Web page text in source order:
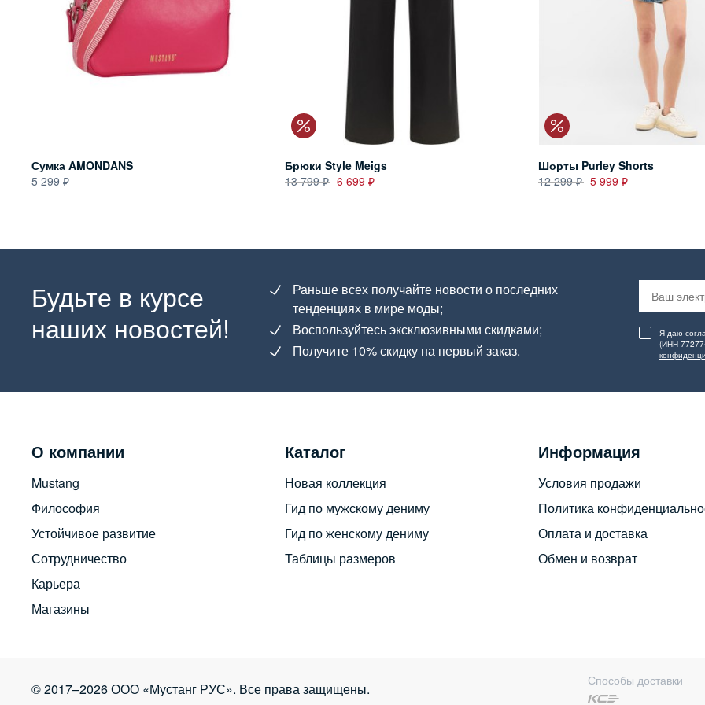
Сумка AMONDANS
5 299
Брюки Style Meigs
13 799
6 699
Шорты Purley Shorts
12 299
5 999
Будьте в курсе
наших новостей!
Раньше всех получайте новости о последних
тенденциях в мире моды;
Воспользуйтесь эксклюзивными скидками;
Получите 10% скидку на первый заказ.
Я даю
(ИНН
О компании
Mustang
Философия
Устойчивое развитие
Сотрудничество
Карьера
Магазины
Каталог
Новая коллекция
Гид по мужскому дениму
Гид по женскому дениму
Таблицы размеров
Информация
Условия продажи
Политика
Оплата и доставка
Обмен и возврат
© 2017–2026 ООО «Мустанг РУС». Все права защищены. Способы доставки